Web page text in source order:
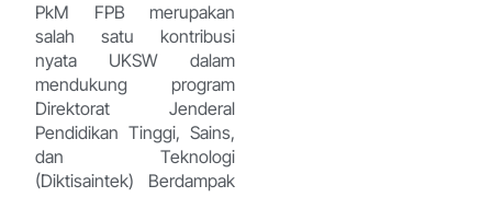
PkM FPB merupakan
salah satu kontribusi
nyata UKSW dalam
mendukung program
Direktorat Jenderal
Pendidikan Tinggi, Sains,
dan Teknologi
(Diktisaintek) Berdampak